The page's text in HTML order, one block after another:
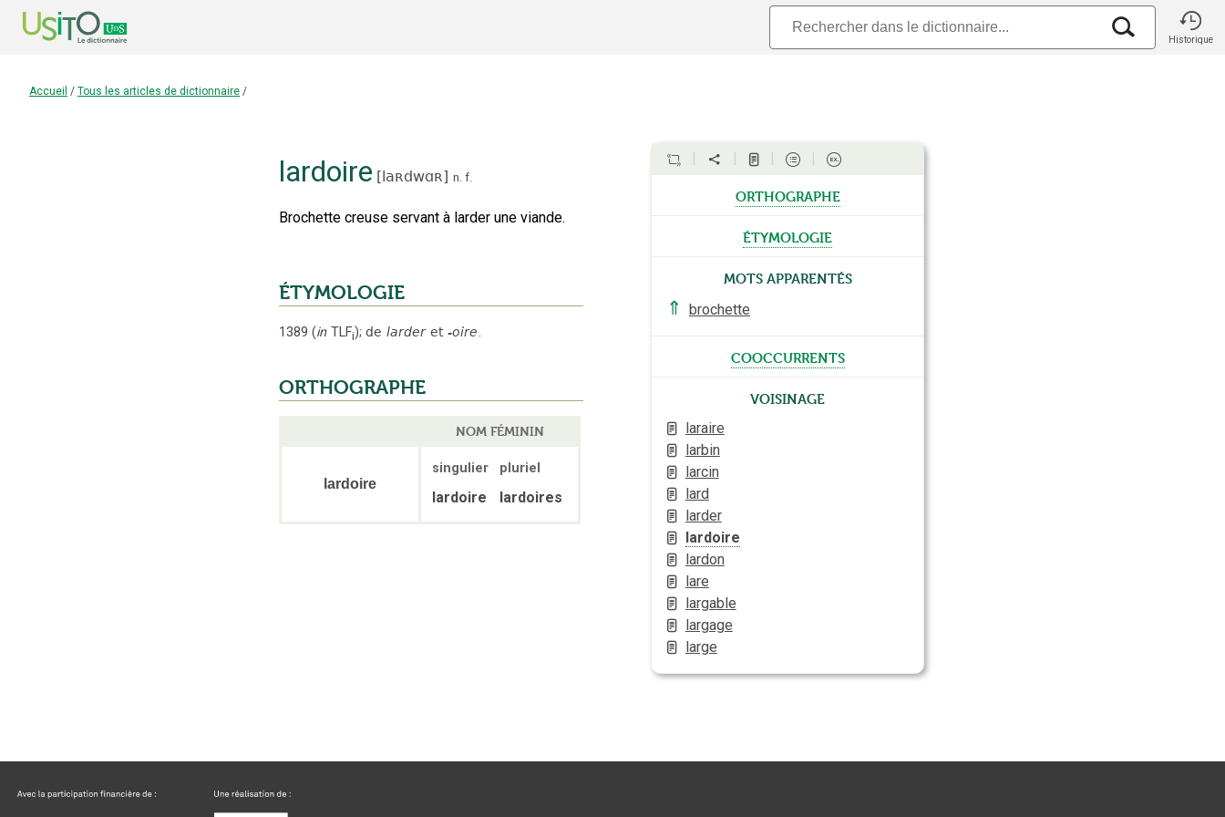
Historique
Accueil / Tous les articles de dictionnaire /
lardoire [laʀdwɑʀ] n. f.
Brochette creuse servant à larder une viande.
ÉTYMOLOGIE
1389 (in TLFi); de larder et -oire.
ORTHOGRAPHE
NOM FÉMININ
lardoire
singulier pluriel
lardoire lardoires
orthographe
étymologie
Mots apparentés
⇑
brochette
cooccurrents
Voisinage
laraire
larbin
larcin
lard
larder
lardoire
lardon
lare
largable
largage
large